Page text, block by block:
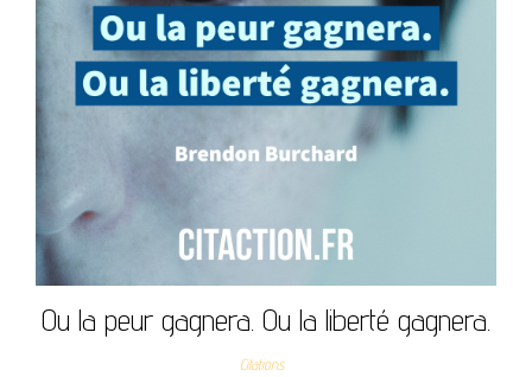
Ou la peur gagnera. Ou la liberté gagnera.
Citations